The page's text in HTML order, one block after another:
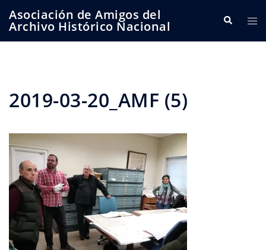
Asociación de Amigos del
Archivo Histórico Nacional Buscar
2019-03-20_AMF (5)